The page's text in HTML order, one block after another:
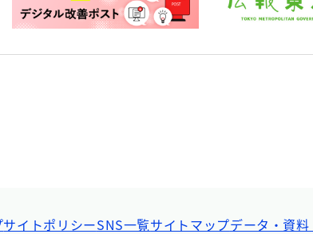
サイトポリシーSNS一覧サイトマップデータ・資